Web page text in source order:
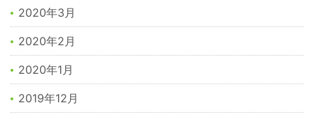
2020年3月
2020年2月
2020年1月
2019年12月